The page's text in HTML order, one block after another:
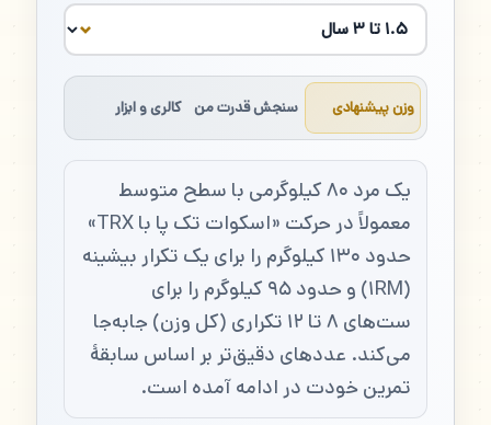
وزن پیشنهادی سنجش قدرت من کالری و ابزار
یک مرد ۸۰ کیلوگرمی با سطح متوسط
معمولاً در حرکت «اسکوات تک پا با TRX»
حدود ۱۳۰ کیلوگرم را برای یک تکرار بیشینه
(۱RM) و حدود ۹۵ کیلوگرم را برای
ست‌های ۸ تا ۱۲ تکراری (کل وزن) جابه‌جا
می‌کند. عددهای دقیق‌تر بر اساس سابقهٔ
تمرین خودت در ادامه آمده است.